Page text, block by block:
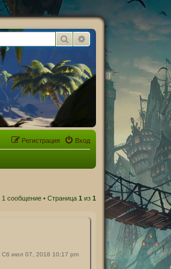
Поиск Расширенный поиск
Вход
Регистрация
1 сообщение • Страница1 из1
Сб июл 07, 2018 10:17 pm